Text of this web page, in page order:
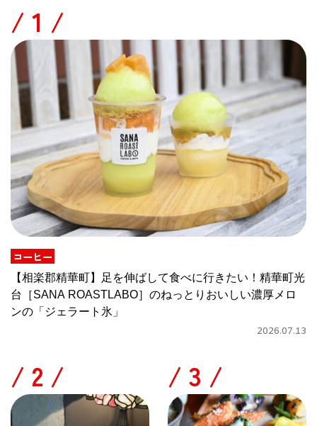
/
コーヒー
【相楽郡精華町】足を伸ばして食べに行きたい！精華町光
台［SANA ROASTLABO］のねっとりおいしい濃厚メロ
ンの「ジェラート氷」
2026.07.13
/ /